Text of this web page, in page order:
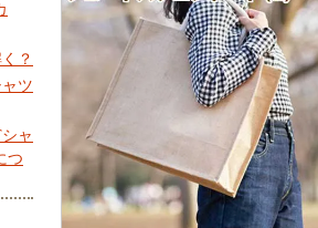
？
ツ
ャ
つ